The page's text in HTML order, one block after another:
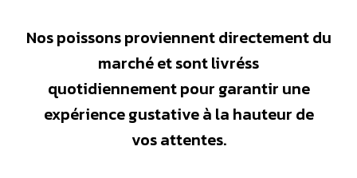
Nos poissons proviennent directement du
marché et sont livréss
quotidiennement pour garantir une
expérience gustative à la hauteur de
vos attentes.